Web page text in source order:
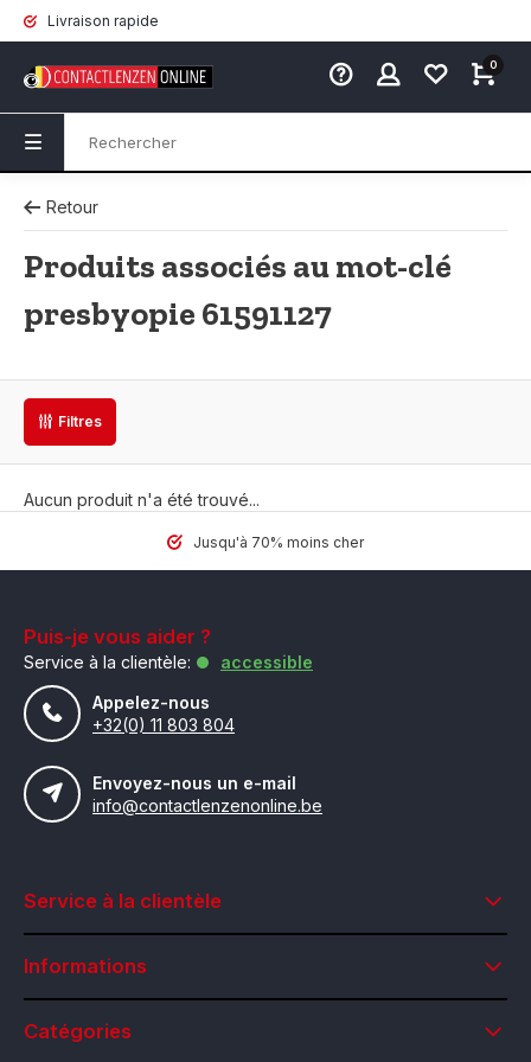
Livraison rapide
0
Retour
Produits associés au mot-clé
presbyopie 61591127
Filtres
Aucun produit n'a été trouvé...
Jusqu'à 70% moins cher
Puis-je vous aider ?
Service à la clientèle:
accessible
Appelez-nous
+32(0) 11 803 804
Envoyez-nous un e-mail
info@contactlenzenonline.be
Service à la clientèle
Informations
Catégories